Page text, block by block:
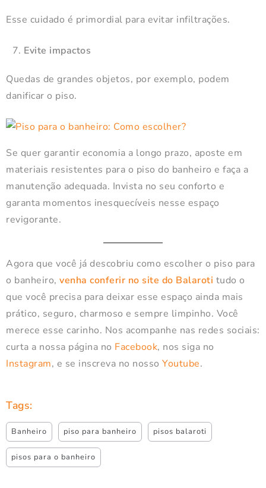
Esse cuidado é primordial para evitar infiltrações.
Evite impactos
Quedas de grandes objetos, por exemplo, podem
danificar o piso.
Se quer garantir economia a longo prazo, aposte em
materiais resistentes para o piso do banheiro e faça a
manutenção adequada. Invista no seu conforto e
garanta momentos inesquecíveis nesse espaço
revigorante.
Agora que você já descobriu como escolher o piso para
o banheiro, venha conferir no site do Balaroti tudo o
que você precisa para deixar esse espaço ainda mais
prático, seguro, charmoso e sempre limpinho. Você
merece esse carinho. Nos acompanhe nas redes sociais:
curta a nossa página no Facebook, nos siga no
Instagram, e se inscreva no nosso Youtube.
Tags:
Banheiro piso para banheiro pisos balaroti
pisos para o banheiro